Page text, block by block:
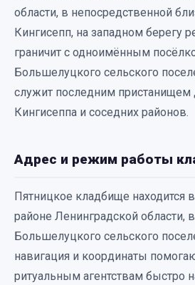
области, в непосредственной
Кингисепп, на западном берегу
граничит с одноимённым
Большелуцкого сельского
служит последним пристанищем
Кингисеппа и соседних районов.
Адрес и режим работы
Пятницкое кладбище находится
районе Ленинградской области,
Большелуцкого сельского
навигация и координаты
ритуальным агентствам быстро